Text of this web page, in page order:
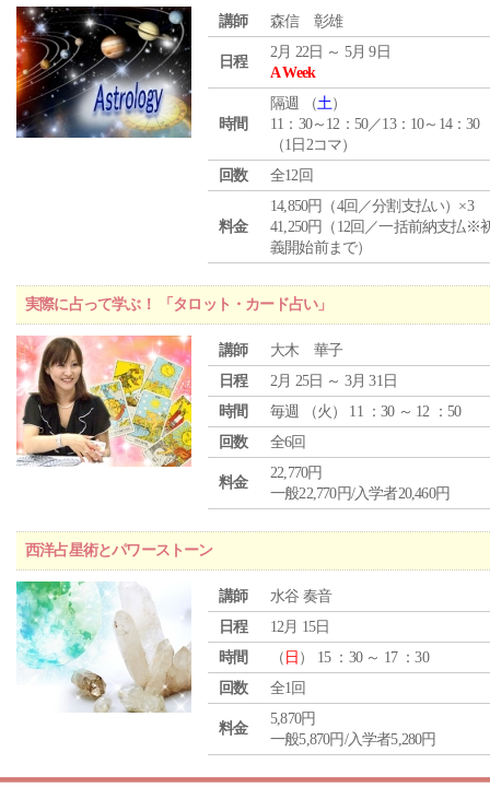
講師 森信 彰雄
日程
2月 22日 ～ 5月 9日
A Week
時間
隔週 （土）
11：30～12：50／13：10～14：30
（1日2コマ）
回数
全12回
料金
14,850円（4回／分割支払い）×3
41,250円（12回／一括前納支払※
義開始前まで）
実際に占って学ぶ！ 「タロット・カード占い」
講師
大木 華子
日程
2月 25日 ～ 3月 31日
時間
毎週 （火 ） 11 ：30 ～ 12 ：50
回数
全6回
料金
22,770円
一般22,770円/入学者20,460円
西洋占星術とパワーストーン
講師
水谷 奏音
日程
12月 15日
時間
（ 日 ） 15 ：30 ～ 17 ：30
回数
全1回
料金
5,870円
一般5,870円/入学者5,280円